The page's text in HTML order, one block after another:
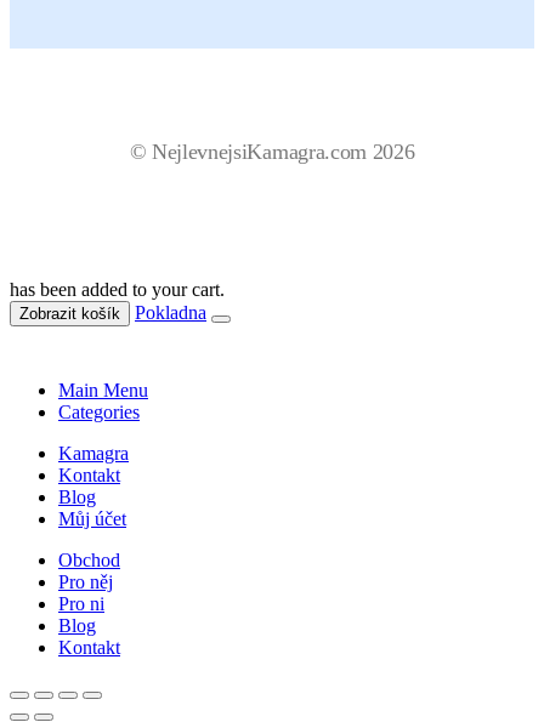
© NejlevnejsiKamagra.com 2026
has been added to your cart.
Zobrazit košík Pokladna
Main Menu
Categories
Kamagra
Kontakt
Blog
Můj účet
Obchod
Pro něj
Pro ni
Blog
Kontakt